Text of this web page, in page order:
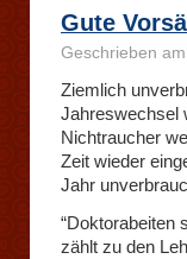
Gute
Geschrieben
Ziemlich
Jahreswechsel
Nichtraucher
Zeit wieder
Jahr
“Doktorabeiten
zählt zu den